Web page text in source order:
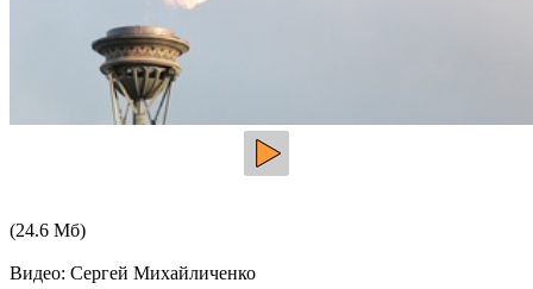
(24.6 Мб)
Видео: Сергей Михайличенко